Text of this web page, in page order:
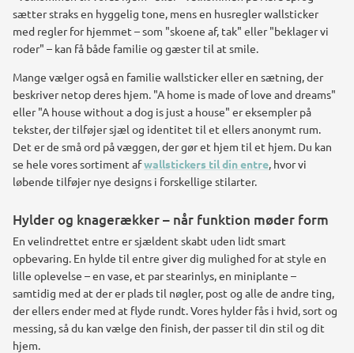
sætter straks en hyggelig tone, mens en husregler wallsticker
med regler for hjemmet – som "skoene af, tak" eller "beklager vi
roder" – kan få både familie og gæster til at smile.
Mange vælger også en familie wallsticker eller en sætning, der
beskriver netop deres hjem. "A home is made of love and dreams"
eller "A house without a dog is just a house" er eksempler på
tekster, der tilføjer sjæl og identitet til et ellers anonymt rum.
Det er de små ord på væggen, der gør et hjem til et hjem. Du kan
se hele vores sortiment afwallstickers til din entre , hvor vi
løbende tilføjer nye designs i forskellige stilarter.
Hylder og knagerækker – når funktion møder form
En velindrettet entre er sjældent skabt uden lidt smart
opbevaring. En hylde til entre giver dig mulighed for at style en
lille oplevelse – en vase, et par stearinlys, en miniplante –
samtidig med at der er plads til nøgler, post og alle de andre ting,
der ellers ender med at flyde rundt. Vores hylder fås i hvid, sort og
messing, så du kan vælge den finish, der passer til din stil og dit
hjem.